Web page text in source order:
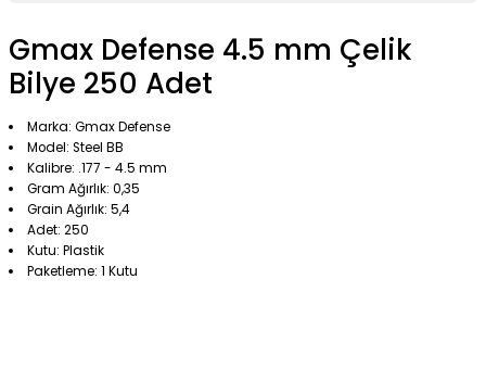
Gmax Defense 4.5 mm Çelik
Bilye 250 Adet
Marka: Gmax Defense
Model: Steel BB
Kalibre: .177 - 4.5 mm
Gram Ağırlık: 0,35
Grain Ağırlık: 5,4
Adet: 250
Kutu: Plastik
Paketleme: 1 Kutu